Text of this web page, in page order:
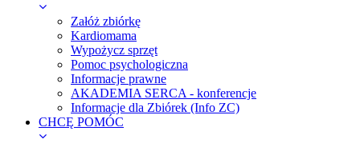
Załóż zbiórkę
Kardiomama
Wypożycz sprzęt
Pomoc psychologiczna
Informacje prawne
AKADEMIA SERCA - konferencje
Informacje dla Zbiórek (Info ZC)
CHCĘ POMÓC